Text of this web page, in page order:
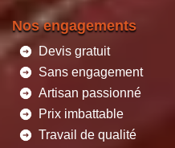
Nos engagements
Devis gratuit
Sans engagement
Artisan passionné
Prix imbattable
Travail de qualité